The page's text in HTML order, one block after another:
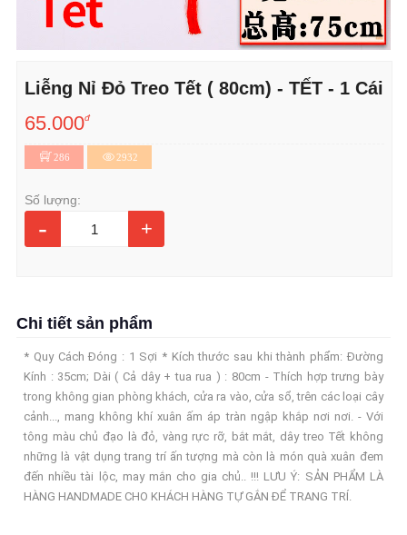
Liễng Nỉ Đỏ Treo Tết ( 80cm) - TẾT - 1 Cái
65.000đ
286 2932
Số lượng:
- +
Chi tiết sản phẩm
* Quy Cách Đóng : 1 Sợi * Kích thước sau khi thành phẩm: Đường
Kính : 35cm; Dài ( Cả dây + tua rua ) : 80cm - Thích hợp trưng bày
trong không gian phòng khách, cửa ra vào, cửa sổ, trên các loại cây
cảnh..., mang không khí xuân ấm áp tràn ngập khắp nơi nơi. - Với
tông màu chủ đạo là đỏ, vàng rực rỡ, bắt mắt, dây treo Tết không
những là vật dụng trang trí ấn tượng mà còn là món quà xuân đem
đến nhiều tài lộc, may mắn cho gia chủ.. !!! LƯU Ý: SẢN PHẨM LÀ
HÀNG HANDMADE CHO KHÁCH HÀNG TỰ GẮN ĐỂ TRANG TRÍ.